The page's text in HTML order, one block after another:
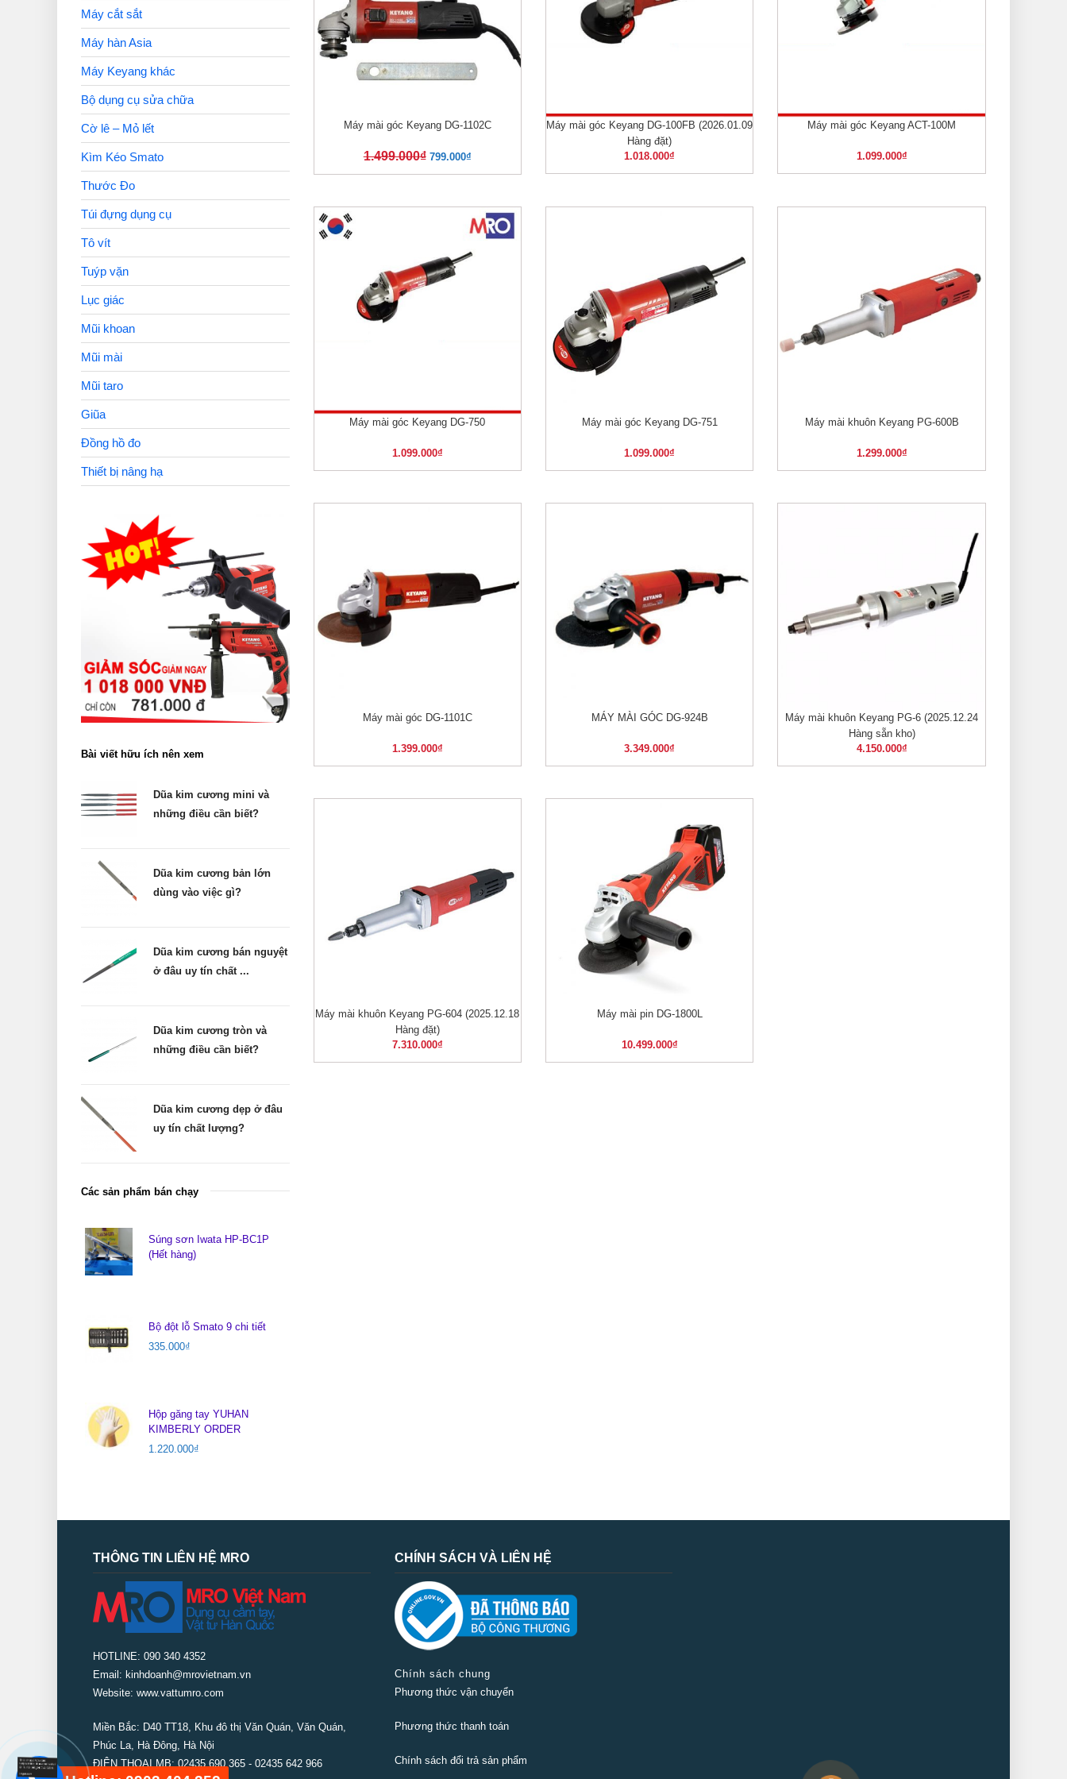
XEM NHANH
Máy mài góc Keyang DG-1102C
1.499.000₫ 799.000₫
XEM NHANH
Máy mài góc Keyang DG-100FB (2026.01.09
Hàng đặt)
1.018.000₫
XEM NHANH
Máy mài góc Keyang ACT-100M
1.099.000₫
XEM NHANH
Máy mài góc Keyang DG-750
1.099.000₫
XEM NHANH
Máy mài góc Keyang DG-751
1.099.000₫
XEM NHANH
Máy mài khuôn Keyang PG-600B
1.299.000₫
XEM NHANH
Máy mài góc DG-1101C
1.399.000₫
XEM NHANH
MÁY MÀI GÓC DG-924B
3.349.000₫
XEM NHANH
Máy mài khuôn Keyang PG-6 (2025.12.24
Hàng sẵn kho)
4.150.000₫
XEM NHANH
Máy mài khuôn Keyang PG-604 (2025.12.18
Hàng đặt)
7.310.000₫
XEM NHANH
Máy mài pin DG-1800L
10.499.000₫
Máy cắt sắt
Máy hàn Asia
Máy Keyang khác
Bộ dụng cụ sửa chữa
Cờ lê – Mỏ lết
Kìm Kéo Smato
Thước Đo
Túi đựng dụng cụ
Tô vít
Tuýp vặn
Lục giác
Mũi khoan
Mũi mài
Mũi taro
Giũa
Đồng hồ đo
Thiết bị nâng hạ
Bài viết hữu ích nên xem
Dũa kim cương mini và
những điều cần biết?
Dũa kim cương bản lớn
dùng vào việc gì?
Dũa kim cương bán nguyệt
ở đâu uy tín chất ...
Dũa kim cương tròn và
những điều cần biết?
Dũa kim cương dẹp ở đâu
uy tín chất lượng?
Các sản phẩm bán chạy
Súng sơn Iwata HP-BC1P
(Hết hàng)
Bộ đột lỗ Smato 9 chi tiết
335.000₫
Hộp găng tay YUHAN
KIMBERLY ORDER
1.220.000₫
THÔNG TIN LIÊN HỆ MRO
HOTLINE: 090 340 4352
Email: kinhdoanh@mrovietnam.vn
Website: www.vattumro.com
Miền Bắc: D40 TT18, Khu đô thị Văn Quán, Văn Quán,
Phúc La, Hà Đông, Hà Nội
ĐIỆN THOẠI MB: 02435 690 365 - 02435 642 966
CHÍNH SÁCH VÀ LIÊN HỆ
Chính sách chung
Phương thức vận chuyển
Phương thức thanh toán
Chính sách đổi trả sản phẩm